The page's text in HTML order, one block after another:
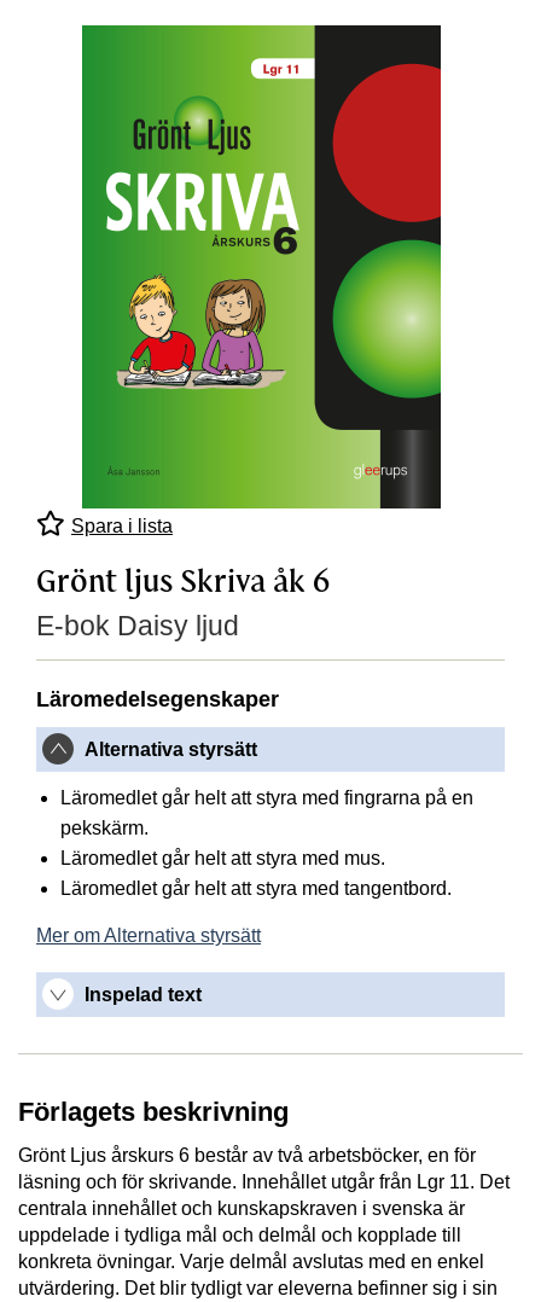
Spara i lista
Grönt ljus Skriva åk 6
E-bok Daisy ljud
Läromedelsegenskaper
Alternativa styrsätt
Läromedlet går helt att styra med fingrarna på en
pekskärm.
Läromedlet går helt att styra med mus.
Läromedlet går helt att styra med tangentbord.
Mer om Alternativa styrsätt
Inspelad text
Förlagets beskrivning
Grönt Ljus årskurs 6 består av två arbetsböcker, en för
läsning och för skrivande. Innehållet utgår från Lgr 11. Det
centrala innehållet och kunskapskraven i svenska är
uppdelade i tydliga mål och delmål och kopplade till
konkreta övningar. Varje delmål avslutas med en enkel
utvärdering. Det blir tydligt var eleverna befinner sig i sin